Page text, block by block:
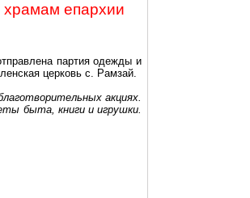
епархии
партия одежды и
церковь с. Рамзай.
акциях.
быта, книги и игрушки.